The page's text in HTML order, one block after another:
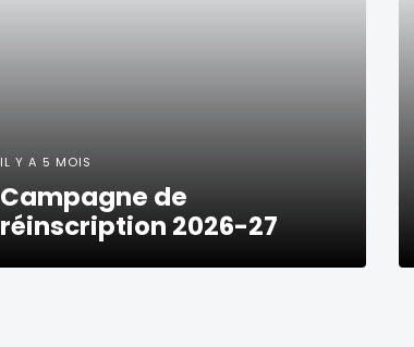
IL Y A 5 MOIS
Campagne de
réinscription 2026-27